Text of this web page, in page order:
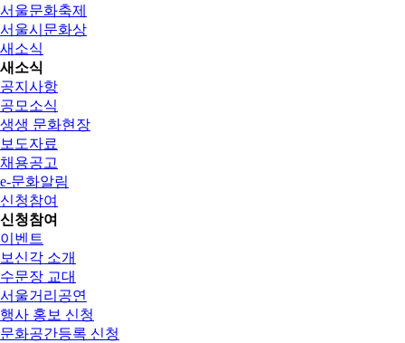
서울문화축제
서울시문화상
새소식
새소식
공지사항
공모소식
생생 문화현장
보도자료
채용공고
e-문화알림
신청참여
신청참여
이벤트
보신각 소개
수문장 교대
서울거리공연
행사 홍보 신청
문화공간등록 신청